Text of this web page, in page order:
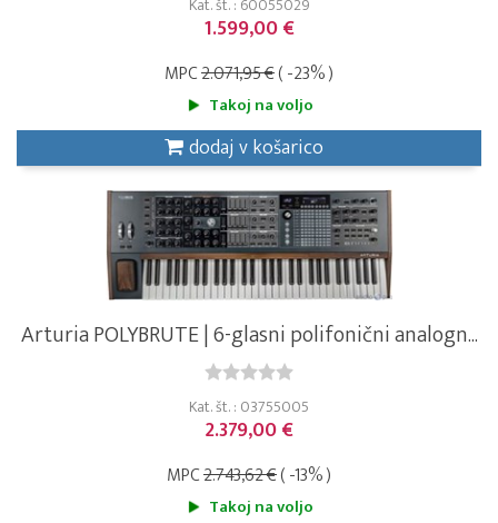
Kat. št. : 60055029
1.599,00 €
MPC2.071,95 €( -23% )
Takoj na voljo
dodaj v košarico
Arturia POLYBRUTE | 6-glasni polifonični analogn...
Kat. št. : 03755005
2.379,00 €
MPC2.743,62 €( -13% )
Takoj na voljo